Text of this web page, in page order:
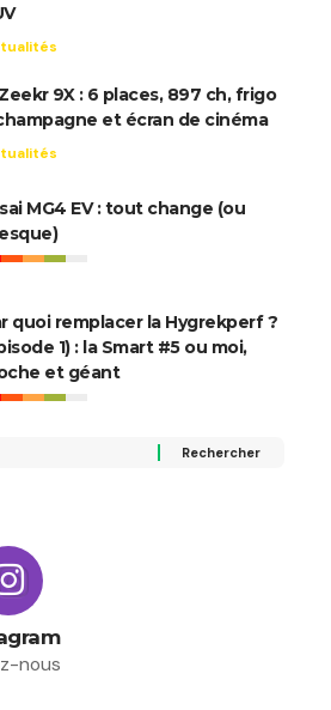
Zeekr 9X : 6 places, 897 ch, frigo
et écran de cinéma
MG4 EV : tout change (ou
quoi remplacer la Hygrekperf ?
1) : la Smart #5 ou moi,
et géant
nous